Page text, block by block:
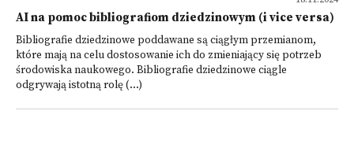
AI na pomoc bibliografiom dziedzinowym (i vice versa)
Bibliografie dziedzinowe poddawane są ciągłym przemianom,
które mają na celu dostosowanie ich do zmieniający się potrzeb
środowiska naukowego. Bibliografie dziedzinowe ciągle
odgrywają istotną rolę (...)